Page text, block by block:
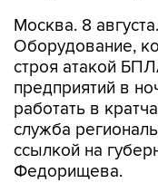
Москва. 8
Оборудование,
строя атакой
предприятий в
работать в
служба
ссылкой на
Федорищева.